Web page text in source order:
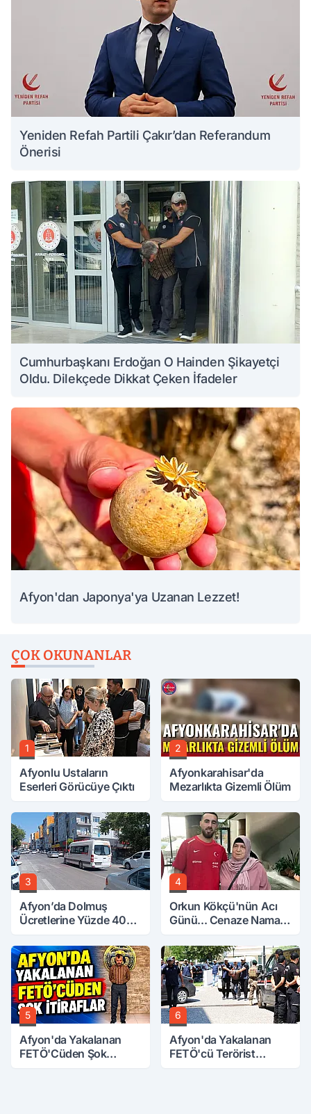
Yeniden Refah Partili Çakır’dan Referandum
Önerisi
Cumhurbaşkanı Erdoğan O Hainden Şikayetçi
Oldu. Dilekçede Dikkat Çeken İfadeler
Afyon'dan Japonya'ya Uzanan Lezzet!
ÇOK OKUNANLAR
1
Afyonlu Ustaların
Eserleri Görücüye Çıktı
2
Afyonkarahisar'da
Mezarlıkta Gizemli Ölüm
3
Afyon’da Dolmuş
Ücretlerine Yüzde 40
4
Orkun Kökçü'nün Acı
Günü... Cenaze Namazı
5
Afyon'da Yakalanan
FETÖ'Cüden Şok
6
Afyon'da Yakalanan
FETÖ'cü Terörist